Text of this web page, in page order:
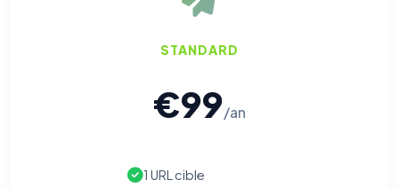
STANDARD
€99/an
1 URL cible